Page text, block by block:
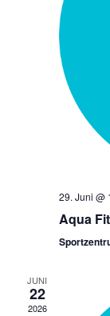
29. Juni @
Aqua
JUNI
22
2026